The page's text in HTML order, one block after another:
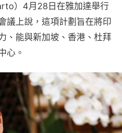
）4月28日在雅加達舉行
議上說，這項計劃旨在將印
、能與新加坡、香港、杜拜
心。